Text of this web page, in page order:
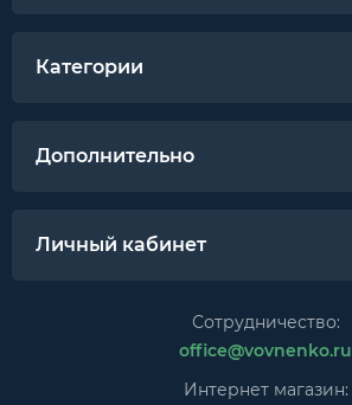
Категории
Дополнительно
Личный кабинет
Сотрудничество:
office@vovnenko.ru
Интернет магазин: